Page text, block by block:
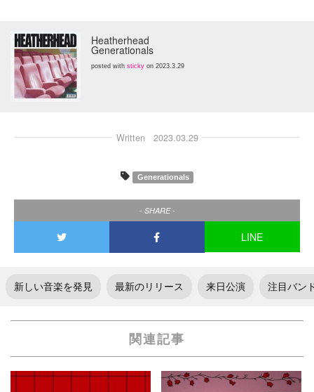
Heatherhead
Generationals
posted with sticky on 2023.3.29
Written 2023.03.29
Generationals
- SHARE -
LINE
新しい音楽を発見 最新のリリース 来日公演 注目バン
関連記事